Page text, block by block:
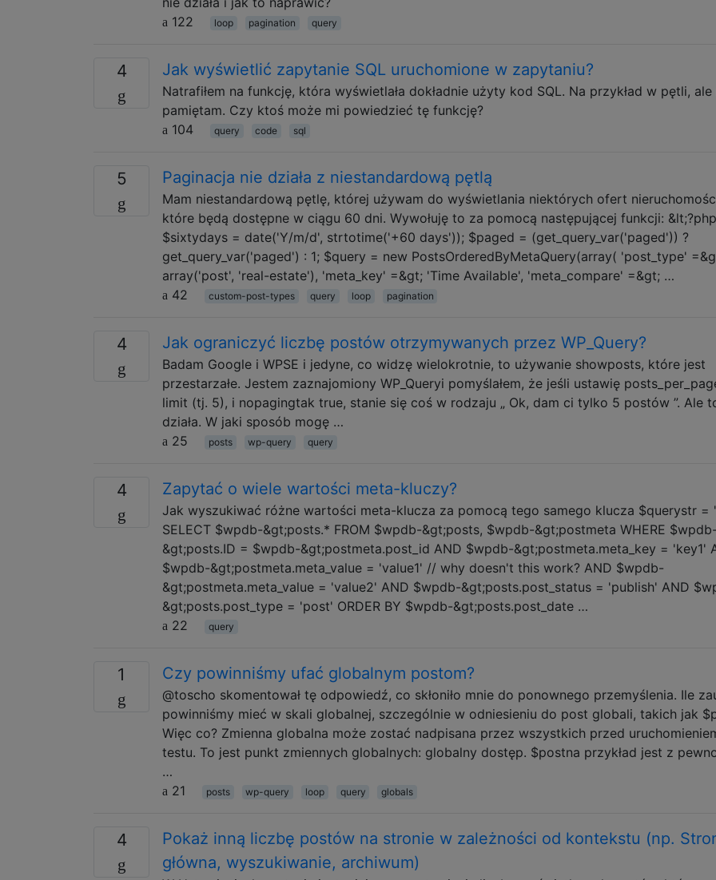
122
loop pagination query
4 Jak wyświetlić zapytanie SQL uruchomione w zapytaniu?
Natrafiłem na funkcję, która wyświetlała dokładnie użyty kod SQL. Na przykład w pętli, ale
pamiętam. Czy ktoś może mi powiedzieć tę funkcję?
104
query code sql
5 Paginacja nie działa z niestandardową pętlą
Mam niestandardową pętlę, której używam do wyświetlania niektórych ofert
które będą dostępne w ciągu 60 dni. Wywołuję to za pomocą następującej funkcji: &lt;?php
$sixtydays = date('Y/m/d', strtotime('+60 days')); $paged = (get_query_var('paged')) ?
get_query_var('paged') : 1; $query = new PostsOrderedByMetaQuery(array( 'post_type'
array('post', 'real-estate'), 'meta_key' =&gt; 'Time Available', 'meta_compare' =&gt; …
42
custom-post-types query loop pagination
4 Jak ograniczyć liczbę postów otrzymywanych przez WP_Query?
Badam Google i WPSE i jedyne, co widzę wielokrotnie, to używanie showposts, które jest
przestarzałe. Jestem zaznajomiony WP_Queryi pomyślałem, że jeśli ustawię
limit (tj. 5), i nopagingtak true, stanie się coś w rodzaju „ Ok, dam ci tylko 5 postów ”. Ale
działa. W jaki sposób mogę …
25
posts wp-query query
4 Zapytać o wiele wartości meta-kluczy?
Jak wyszukiwać różne wartości meta-klucza za pomocą tego samego klucza $querystr =
SELECT $wpdb-&gt;posts.* FROM $wpdb-&gt;posts, $wpdb-&gt;postmeta WHERE $wpdb-
&gt;posts.ID = $wpdb-&gt;postmeta.post_id AND $wpdb-&gt;postmeta.meta_key = 'key1'
$wpdb-&gt;postmeta.meta_value = 'value1' // why doesn't this work? AND $wpdb-
&gt;postmeta.meta_value = 'value2' AND $wpdb-&gt;posts.post_status = 'publish' AND
&gt;posts.post_type = 'post' ORDER BY $wpdb-&gt;posts.post_date …
22
query
1 Czy powinniśmy ufać globalnym postom?
@toscho skomentował tę odpowiedź, co skłoniło mnie do ponownego przemyślenia. Ile
powinniśmy mieć w skali globalnej, szczególnie w odniesieniu do post globali, takich jak
Więc co? Zmienna globalna może zostać nadpisana przez wszystkich przed
testu. To jest punkt zmiennych globalnych: globalny dostęp. $postna przykład jest z
…
21
posts wp-query loop query globals
4
Pokaż inną liczbę postów na stronie w zależności od kontekstu (np.
główna, wyszukiwanie, archiwum)